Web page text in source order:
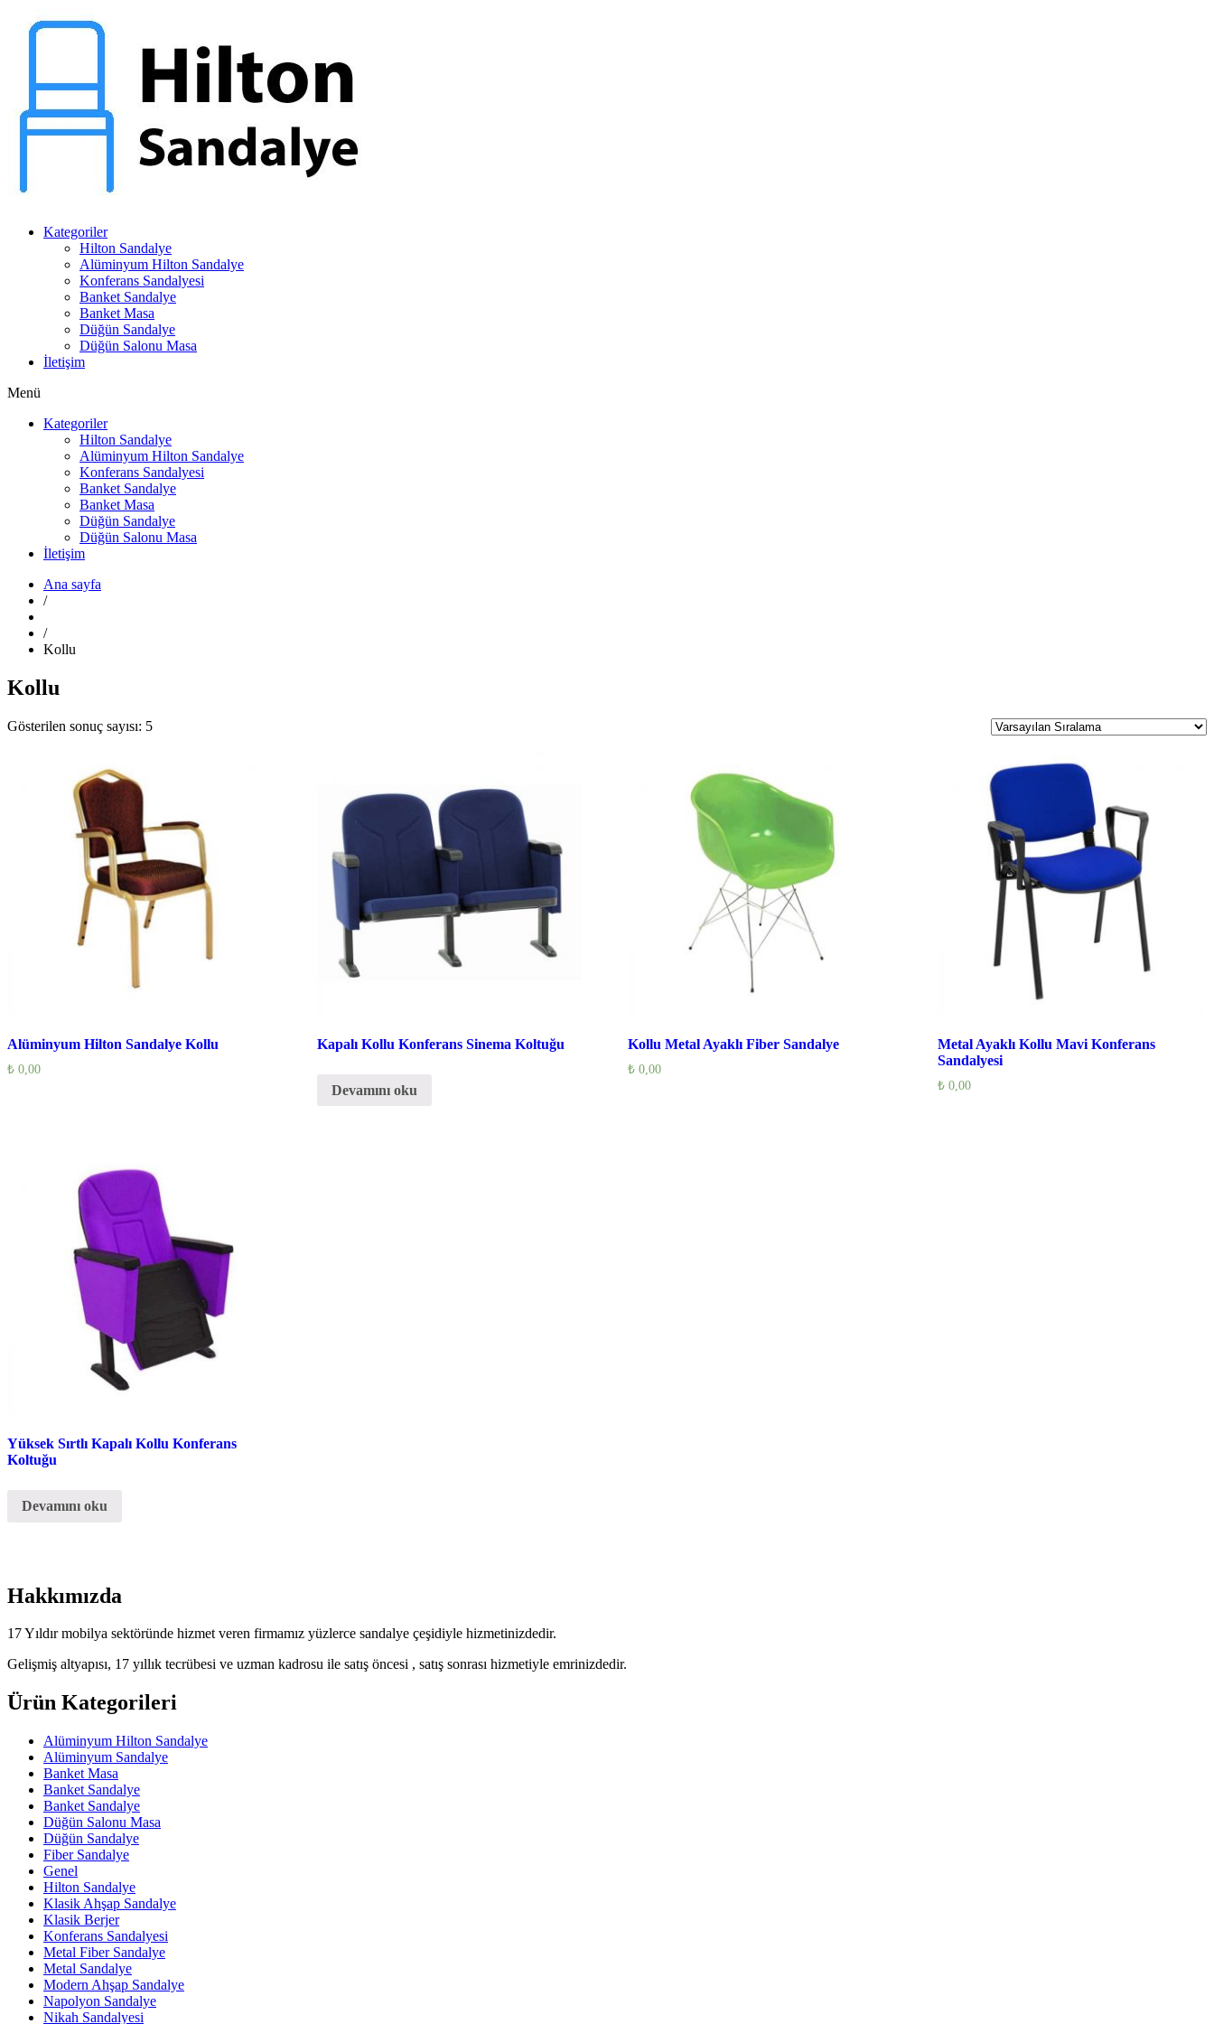
Kategoriler
Hilton Sandalye
Alüminyum Hilton Sandalye
Konferans Sandalyesi
Banket Sandalye
Banket Masa
Düğün Sandalye
Düğün Salonu Masa
İletişim
Menü
Kategoriler
Hilton Sandalye
Alüminyum Hilton Sandalye
Konferans Sandalyesi
Banket Sandalye
Banket Masa
Düğün Sandalye
Düğün Salonu Masa
İletişim
Ana sayfa
/
/
Kollu
Kollu
Gösterilen sonuç sayısı: 5
Alüminyum Hilton Sandalye Kollu
₺ 0,00
Kapalı Kollu Konferans Sinema Koltuğu
Devamını oku
Kollu Metal Ayaklı Fiber Sandalye
₺0,00
Metal Ayaklı Kollu Mavi Konferans
Sandalyesi
₺0,00
Yüksek Sırtlı Kapalı Kollu Konferans
Koltuğu
Devamını oku
Hakkımızda
17 Yıldır mobilya sektöründe hizmet veren firmamız yüzlerce sandalye çeşidiyle hizmetinizdedir.
Gelişmiş altyapısı, 17 yıllık tecrübesi ve uzman kadrosu ile satış öncesi , satış sonrası hizmetiyle emrinizdedir.
Ürün Kategorileri
Alüminyum Hilton Sandalye
Alüminyum Sandalye
Banket Masa
Banket Sandalye
Banket Sandalye
Düğün Salonu Masa
Düğün Sandalye
Fiber Sandalye
Genel
Hilton Sandalye
Klasik Ahşap Sandalye
Klasik Berjer
Konferans Sandalyesi
Metal Fiber Sandalye
Metal Sandalye
Modern Ahşap Sandalye
Napolyon Sandalye
Nikah Sandalyesi